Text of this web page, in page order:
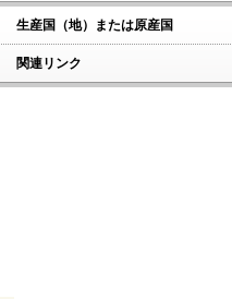
生産国（地）または原産国
関連リンク